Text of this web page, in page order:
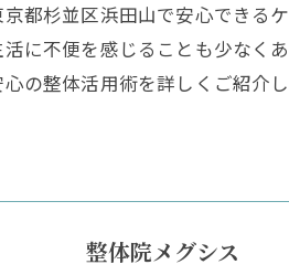
都杉並区浜田山で安心できる
に不便を感じることも少なく
の整体活用術を詳しくご紹介
整体院メグシス